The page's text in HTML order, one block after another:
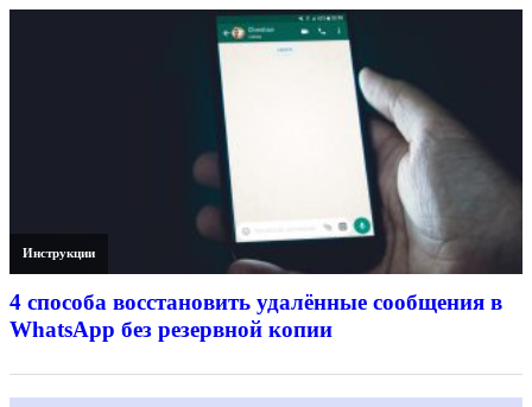
Инструкции
4 способа восстановить удалённые сообщения в
WhatsApp без резервной копии